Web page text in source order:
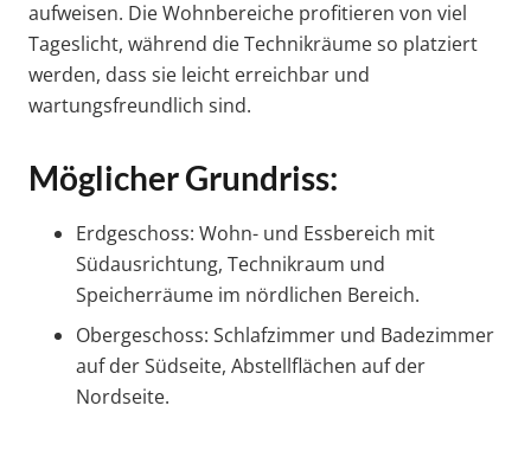
aufweisen. Die Wohnbereiche profitieren von viel
Tageslicht, während die Technikräume so platziert
werden, dass sie leicht erreichbar und
wartungsfreundlich sind.
Möglicher Grundriss:
Erdgeschoss: Wohn- und Essbereich mit
Südausrichtung, Technikraum und
Speicherräume im nördlichen Bereich.
Obergeschoss: Schlafzimmer und Badezimmer
auf der Südseite, Abstellflächen auf der
Nordseite.